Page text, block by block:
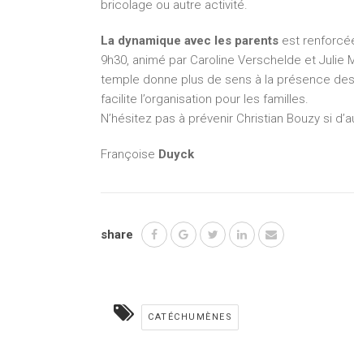
bricolage ou autre activité.
La dynamique avec les parents est
9h30, animé par Caroline Verschelde et
temple donne plus de sens à la présence
facilite l’organisation pour les familles.
N’hésitez pas à prévenir Christian Bouzy si
Françoise Duyck
share
CATÉCHUMÈNES